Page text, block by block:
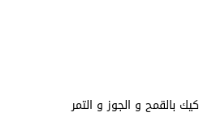
كيك بالقمح و الجوز و التمر